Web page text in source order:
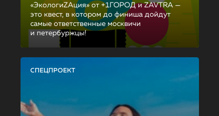
«ЭкологиZAция» от +1ГОРОД и ZAVTRA —
это квест, в котором до финиша дойдут
самые ответственные москвичи
и петербуржцы!
СПЕЦПРОЕКТ